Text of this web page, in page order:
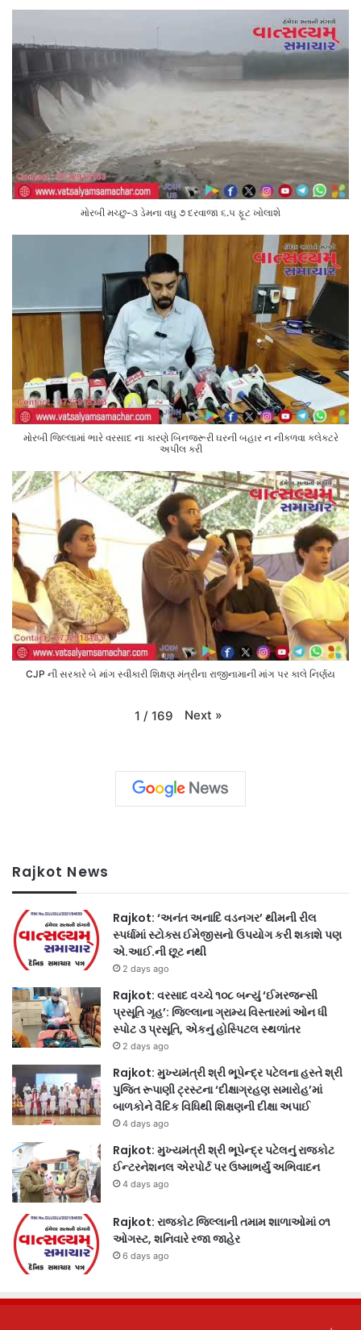
મોરબી મચ્છુ-૩ ડેમના વઘુ ૭ દરવાજા ૬.૫ ફૂટ ખોલાશે
મોરબી જિલ્લામાં ભારે વરસાદ ના કારણે બિનજરૂરી ઘરની બહાર ન નીકળવા કલેક્ટરે
અપીલ કરી
CJP ની સરકારે બે માંગ સ્વીકારી શિક્ષણ મંત્રીના રાજીનામાની માંગ પર કાલે નિર્ણય
1 / 169 Next »
Rajkot News
Rajkot: ‘અનંત અનાદિ વડનગર’ થીમની રીલ
સ્પર્ધામાં સ્ટોક્સ ઈમેજીસનો ઉપયોગ કરી શકાશે પણ
એ.આઈ.ની છૂટ નથી
2 days ago
Rajkot: વરસાદ વચ્ચે ૧૦૮ બન્યું ‘ઈમરજન્સી
પ્રસૂતિ ગૃહ’: જિલ્લાના ગ્રામ્ય વિસ્તારમાં ઓન ધી
સ્પોટ ૩ પ્રસૂતિ, એકનું હોસ્પિટલ સ્થળાંતર
2 days ago
Rajkot: મુખ્યમંત્રી શ્રી ભૂપેન્દ્ર પટેલના હસ્તે શ્રી
પુજિત રૂપાણી ટ્રસ્ટના ‘દીક્ષાગ્રહણ સમારોહ’માં
બાળકોને વૈદિક વિધિથી શિક્ષણની દીક્ષા અપાઈ
4 days ago
Rajkot: મુખ્યમંત્રી શ્રી ભૂપેન્દ્ર પટેલનું રાજકોટ
ઈન્ટરનેશનલ એરપોર્ટ પર ઉષ્માભર્યું અભિવાદન
4 days ago
Rajkot: રાજકોટ જિલ્લાની તમામ શાળાઓમાં ૦૧
ઓગસ્ટ, શનિવારે રજા જાહેર
6 days ago